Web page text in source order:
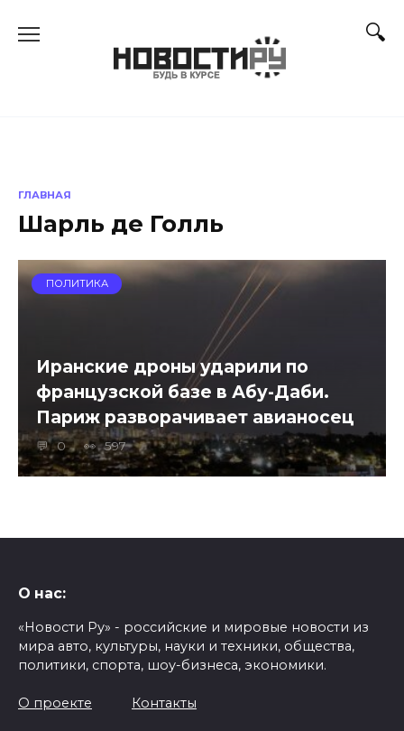
ГЛАВНАЯ
Шарль де Голль
ПОЛИТИКА
Иранские дроны ударили по
французской базе в Абу-Даби.
Париж разворачивает авианосец
0 597
О нас:
«Новости Ру» - российские и мировые новости из
мира авто, культуры, науки и техники, общества,
политики, спорта, шоу-бизнеса, экономики.
О проекте Контакты